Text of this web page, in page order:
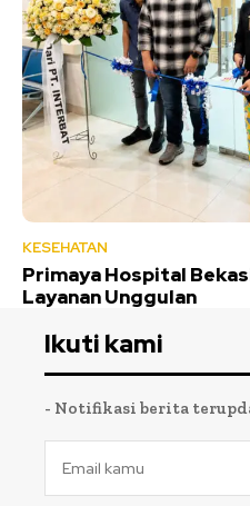
KESEHATAN
Primaya Hospital
Layanan Unggulan
Ikuti kami
- Notifikasi berita